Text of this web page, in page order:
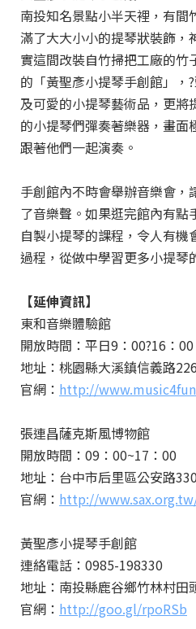
南投知名景點小半天裡，有間
滿了大大小小的提琴狀裝飾，
實這間改裝自竹掃把工廠的竹
的「黃聖彥小提琴手創館」，
及可愛的小提琴藝術品，更將
的小提琴們彈奏著樂器，畫面
跟著他們一起演奏。
手創館內不時會舉辦音樂會，
了音樂聲。如果逛完館內有點
自製小提琴的課程，令人有
過程，從做中學習更多小提琴
【延伸資訊】
東和音樂體驗館
開放時間：平日9：00?16：00
地址：桃園縣大溪鎮信義路
官網： http://
張連昌薩克斯風博物館
開放時間：09：00~17：00
地址：台中市后里區公安路
官網： http://
黃聖彥小提琴手創館
連絡電話：0985-198330
地址：南投縣鹿谷鄉竹林村田
官網： http://goo.gl/rpoRSb